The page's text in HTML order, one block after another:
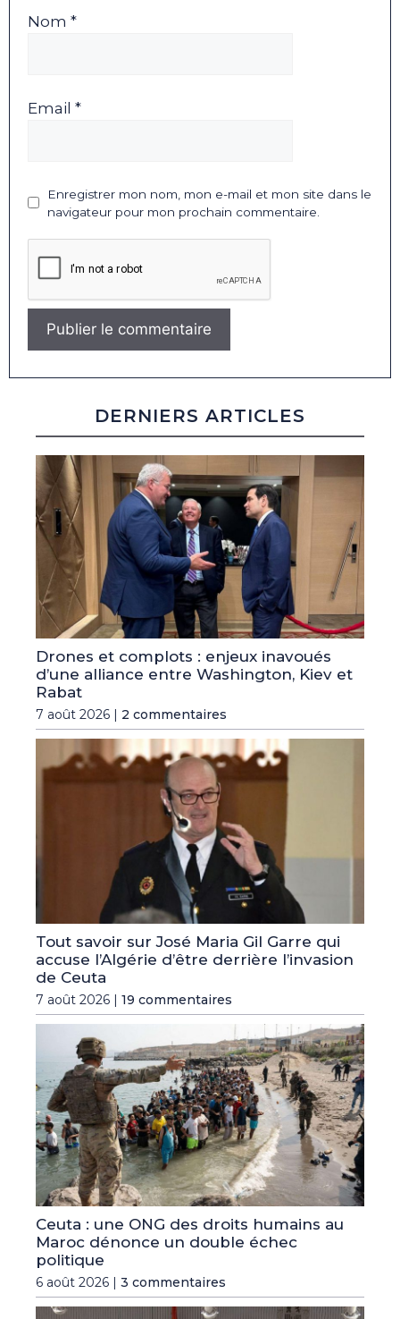
Nom *
Email *
Enregistrer mon nom, mon e-mail et mon site dans le
navigateur pour mon prochain commentaire.
DERNIERS ARTICLES
Drones et complots : enjeux inavoués
d’une alliance entre Washington, Kiev et
Rabat
7 août 2026 | 2 commentaires
Tout savoir sur José Maria Gil Garre qui
accuse l’Algérie d’être derrière l’invasion
de Ceuta
7 août 2026 | 19 commentaires
Ceuta : une ONG des droits humains au
Maroc dénonce un double échec
politique
6 août 2026 | 3 commentaires